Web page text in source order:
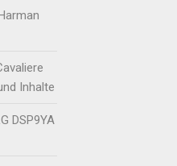
Inhalte
DSP9YA